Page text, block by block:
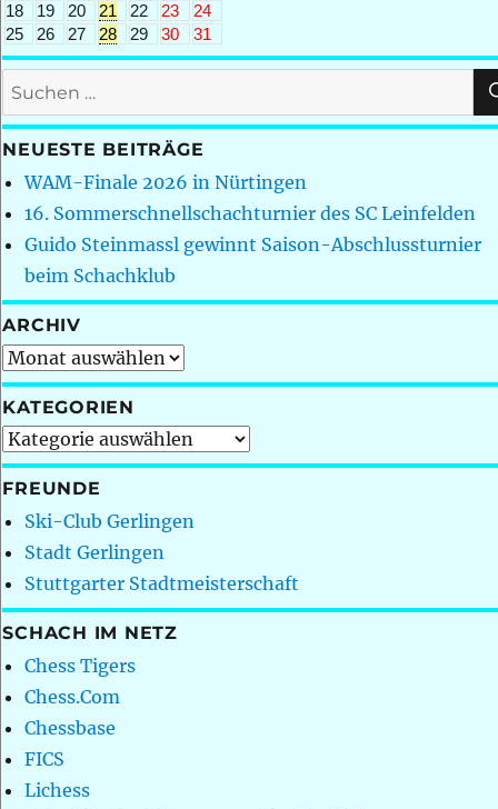
18
19 20 21 22 23
24
25
26 27 28 29 30 31
Suchen
nach:
NEUESTE BEITRÄGE
WAM-Finale 2026 in Nürtingen
16. Sommerschnellschachturnier des SC Leinfelden
Guido Steinmassl gewinnt Saison-Abschlussturnier
beim Schachklub
ARCHIV
Archiv
KATEGORIEN
Kategorien
FREUNDE
Ski-Club Gerlingen
Stadt Gerlingen
Stuttgarter Stadtmeisterschaft
SCHACH IM NETZ
Chess Tigers
Chess.Com
Chessbase
FICS
Lichess